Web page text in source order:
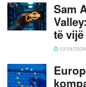
Sam
të
03/08/2026